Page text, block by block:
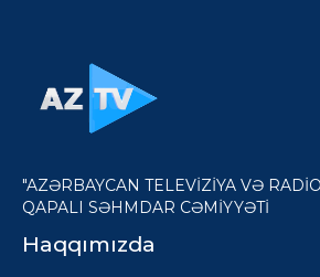
"AZƏRBAYCAN TELEVİZİYA VƏ
QAPALI SƏHMDAR CƏMİYYƏTİ
Haqqımızda